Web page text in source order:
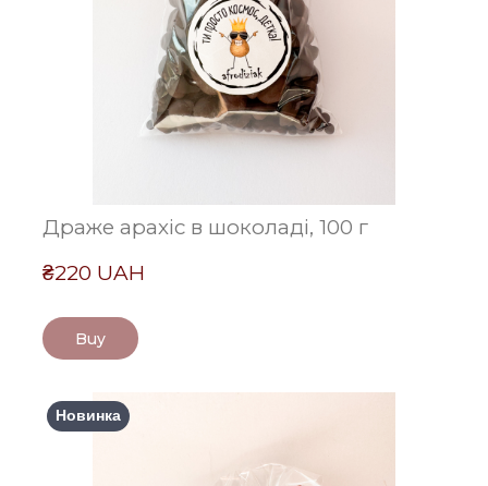
Драже арахіс в шоколаді, 100 г
₴220 UAH
Buy
Новинка